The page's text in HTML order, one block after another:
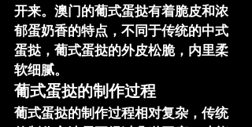
开来。澳门的葡式蛋挞有着脆皮和浓
郁蛋奶香的特点，不同于传统的中式
蛋挞，葡式蛋挞的外皮松脆，内里柔
软细腻。
葡式蛋挞的制作过程
葡式蛋挞的制作过程相对复杂，传统